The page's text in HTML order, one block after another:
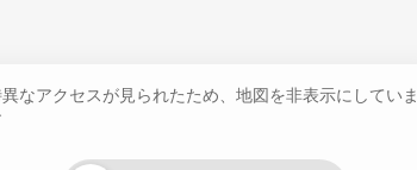
なアクセスが見られたため、地図を非表示にしていま